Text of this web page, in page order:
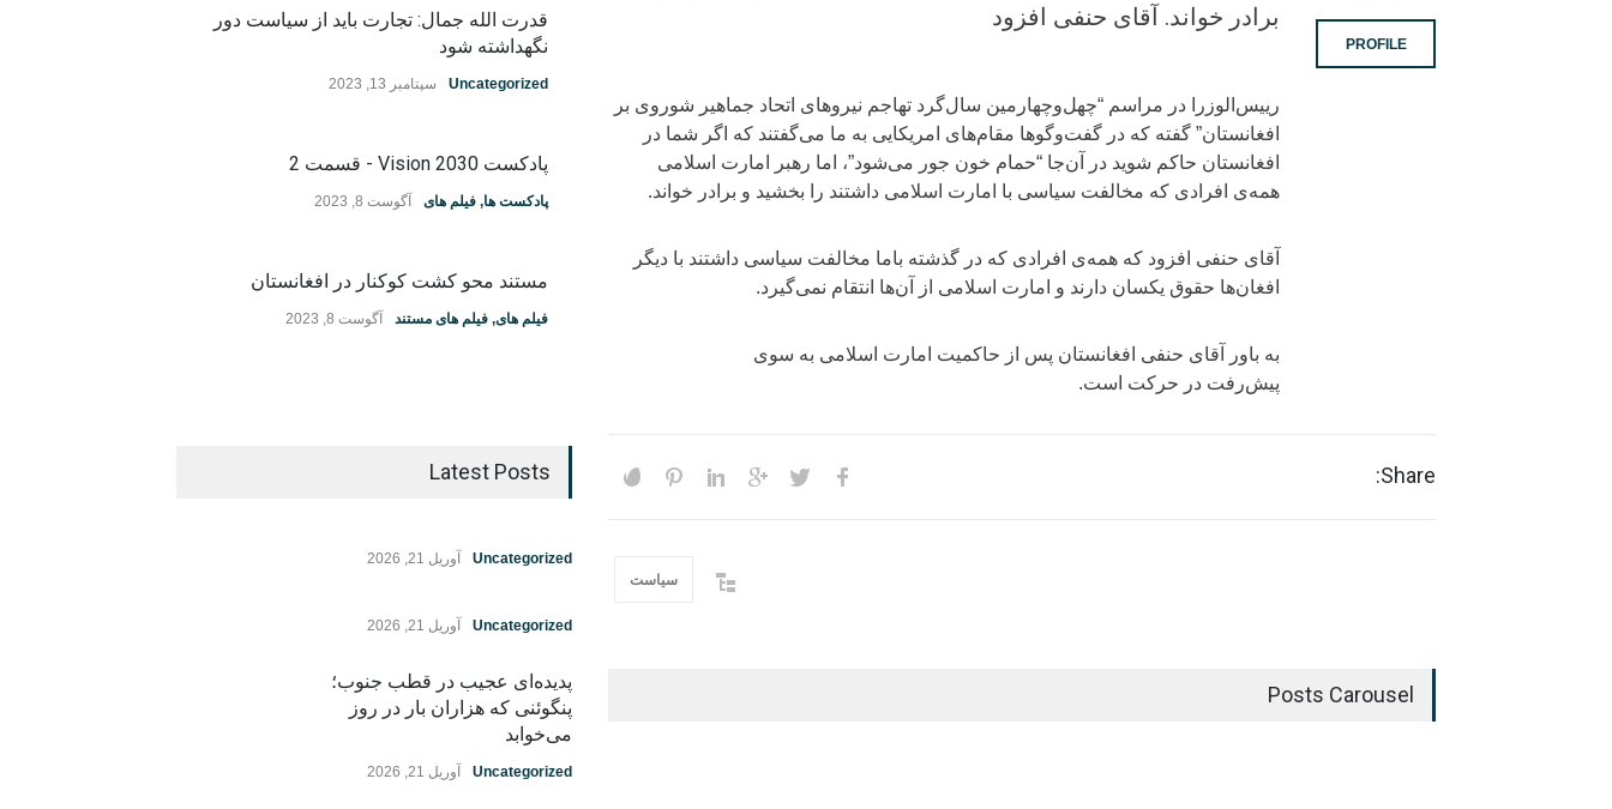
برادر خواند. آقای حنفی افزود
رییس‌الوزرا در مراسم “چهل‌وچهارمین سال‌گرد تهاجم نیروهای اتحاد جماهیر شوروی بر
افغانستان” گفته که در گفت‌وگوها مقام‌های امریکایی به ما می‌گفتند که اگر شما در
افغانستان حاکم شوید در آن‌جا “حمام خون جور می‌شود”، اما رهبر امارت اسلامی
همه‌ی افرادی که مخالفت سیاسی با امارت اسلامی داشتند را بخشید و برادر خواند.
آقای حنفی افزود که همه‌ی افرادی که در گذشته باما مخالفت سیاسی داشتند با دیگر
افغان‌ها حقوق یکسان دارند و امارت اسلامی از آن‌ها انتقام نمی‌گیرد.
به باور آقای حنفی افغانستان پس از حاکمیت امارت اسلامی به سوی
پیش‌رفت در حرکت است.
PROFILE
Share:
سیاست
Posts Carousel
قدرت الله جمال: تجارت باید از سیاست دور
نگهداشته شود
Uncategorized سپتامبر 13, 2023
پادکست Vision 2030 - قسمت 2
پادکست ها, فیلم های آگوست 8, 2023
مستند محو کشت کوکنار در افغانستان
فیلم های, فیلم های مستند آگوست 8, 2023
Latest Posts
Uncategorized آوریل 21, 2026
Uncategorized آوریل 21, 2026
پدیده‌ای عجیب در قطب جنوب؛
پنگوئنی که هزاران بار در روز
می‌خوابد
Uncategorized آوریل 21, 2026